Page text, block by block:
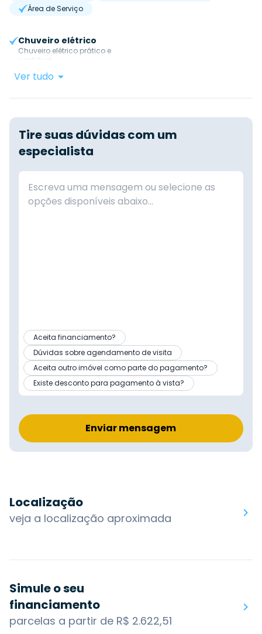
Área de Serviço
Chuveiro elétrico
Chuveiro elétrico prático e
confiável.
Ver tudo
Tire suas dúvidas com um
especialista
Aceita financiamento?
Dúvidas sobre agendamento de visita
Aceita outro imóvel como parte do pagamento?
Existe desconto para pagamento à vista?
Enviar mensagem
Localização
veja a localização aproximada
Simule o seu
financiamento
parcelas a partir de R$ 2.622,51